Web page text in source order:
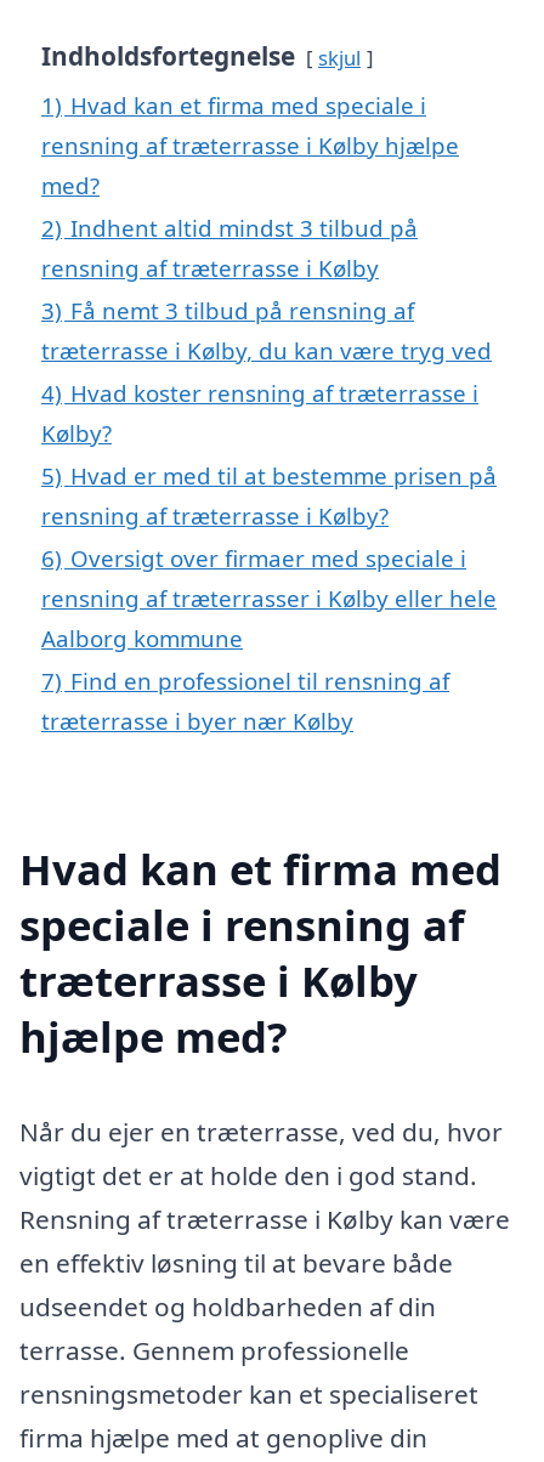
Indholdsfortegnelse skjul
1) Hvad kan et firma med speciale i
rensning af træterrasse i Kølby hjælpe
med?
2) Indhent altid mindst 3 tilbud på
rensning af træterrasse i Kølby
3) Få nemt 3 tilbud på rensning af
træterrasse i Kølby, du kan være tryg ved
4) Hvad koster rensning af træterrasse i
Kølby?
5) Hvad er med til at bestemme prisen på
rensning af træterrasse i Kølby?
6) Oversigt over firmaer med speciale i
rensning af træterrasser i Kølby eller hele
Aalborg kommune
7) Find en professionel til rensning af
træterrasse i byer nær Kølby
Hvad kan et firma med
speciale i rensning af
træterrasse i Kølby
hjælpe med?
Når du ejer en træterrasse, ved du, hvor
vigtigt det er at holde den i god stand.
Rensning af træterrasse i Kølby kan være
en effektiv løsning til at bevare både
udseendet og holdbarheden af din
terrasse. Gennem professionelle
rensningsmetoder kan et specialiseret
firma hjælpe med at genoplive din